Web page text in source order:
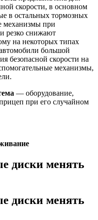
скорости, в основном
в остальных тормозных
механизмы при
резко снижают
на некоторых типах
большой
безопасной скорости на
механизмы,
— оборудование,
при его случайном
диски менять
диски менять